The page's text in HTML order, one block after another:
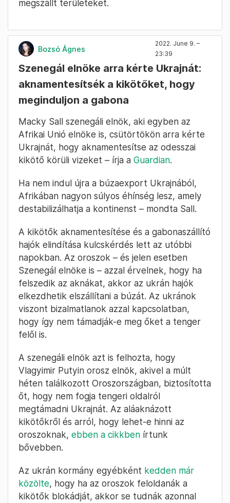
megszállt területeket.
Bozsó Ágnes
2022. June 9. –
23:39
Szenegál elnöke arra kérte Ukrajnát:
aknamentesítsék a kikötőket, hogy
meginduljon a gabona
Macky Sall szenegáli elnök, aki egyben az
Afrikai Unió elnöke is, csütörtökön arra kérte
Ukrajnát, hogy aknamentesítse az odesszai
kikötő körüli vizeket – írja a Guardian.
Ha nem indul újra a búzaexport Ukrajnából,
Afrikában nagyon súlyos éhínség lesz, amely
destabilizálhatja a kontinenst – mondta Sall.
A kikötők aknamentesítése és a gabonaszállító
hajók elindítása kulcskérdés lett az utóbbi
napokban. Az oroszok – és jelen esetben
Szenegál elnöke is – azzal érvelnek, hogy ha
felszedik az aknákat, akkor az ukrán hajók
elkezdhetik elszállítani a búzát. Az ukránok
viszont bizalmatlanok azzal kapcsolatban,
hogy így nem támadják-e meg őket a tenger
felől is.
A szenegáli elnök azt is felhozta, hogy
Vlagyimir Putyin orosz elnök, akivel a múlt
héten találkozott Oroszországban, biztosította
őt, hogy nem fogja tengeri oldalról
megtámadni Ukrajnát. Az aláaknázott
kikötőkről és arról, hogy lehet-e hinni az
oroszoknak, ebben a cikkben írtunk
bővebben.
Az ukrán kormány egyébként kedden már
közölte, hogy ha az oroszok feloldanák a
kikötők blokádját, akkor se tudnák azonnal